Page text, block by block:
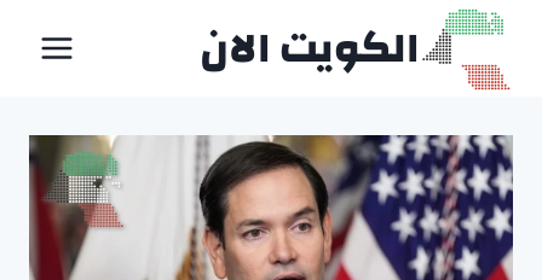
التجاوز
المحتوى
الكويت الان